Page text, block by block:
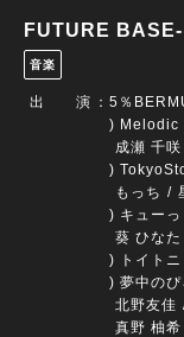
FUTURE
音楽
出 演 ：5％
) Melodic
成瀬 千咲
)
もっち
) キュー
葵 ひなた
) トイト
) 夢中の
北野友佳
真野 柚希